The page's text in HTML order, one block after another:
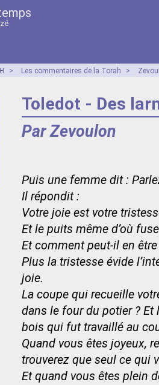
> Les commentaires de la Torah >
Toledot - Des
Par Zevoulon
Puis une femme dit :
Il répondit :
Votre joie est votre
Et le puits même d’où
Et comment peut-il en
Plus la tristesse évide
joie.
La coupe qui recueille
dans le four du potier ? Et
bois qui fut travaillé au
Quand vous êtes joyeux,
trouverez que seul ce qui
Et quand vous êtes plein